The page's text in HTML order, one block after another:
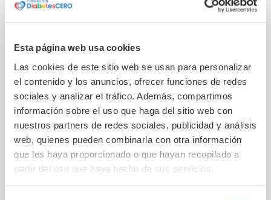
Esta página web usa cookies
Las cookies de este sitio web se usan para personalizar
el contenido y los anuncios, ofrecer funciones de redes
sociales y analizar el tráfico. Además, compartimos
información sobre el uso que haga del sitio web con
nuestros partners de redes sociales, publicidad y análisis
web, quienes pueden combinarla con otra información
que les haya proporcionado o que hayan recopilado a
partir del uso que haya hecho de sus servicios.
víricos modificados, especialmente virus
adenoasociados (AAV), diseñados para actuar
instrucciones terapéuticas hasta las células diana.
Qué hace diferente a la terapia génica en dt1
La terapia génica no es “otra insulina más”. Lo que
propone es actuar directamente sobre la raíz
biológica del problema mediante tres grandes
estrategiasde investigación:
restaurar la producción de insulina,
enseñar al sistema inmune a dejar de atacar